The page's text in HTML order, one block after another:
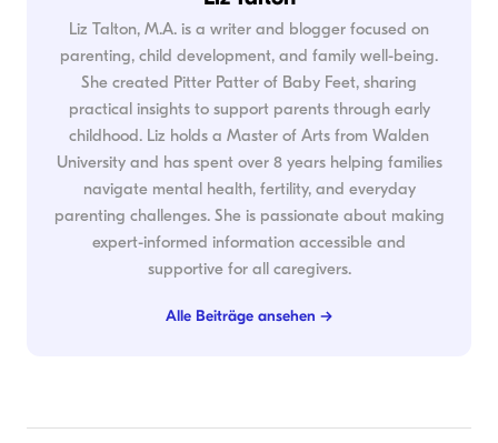
Liz Talton, M.A. is a writer and blogger focused on
parenting, child development, and family well-being.
She created Pitter Patter of Baby Feet, sharing
practical insights to support parents through early
childhood. Liz holds a Master of Arts from Walden
University and has spent over 8 years helping families
navigate mental health, fertility, and everyday
parenting challenges. She is passionate about making
expert-informed information accessible and
supportive for all caregivers.
Alle Beiträge ansehen →